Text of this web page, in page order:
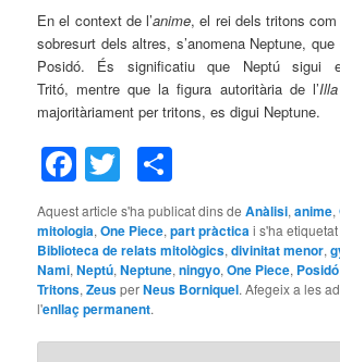
En el context de l’anime, el rei dels tritons
sobresurt dels altres, s’anomena Neptune,
Posidó. És significatiu que Neptú sigui
Tritó, mentre que la figura autoritària de l’
majoritàriament per tritons, es digui Neptune.
Facebook
Twitter
Aquest article s'ha publicat dins deAnàlisi,anime,
mitologia,One Piece,part pràcticai s'ha
Biblioteca de relats mitològics,divinitat menor,
Nami,Neptú,Neptune,ningyo,One Piece, Posidó
Tritons,ZeusperNeus Borniquel. Afegeix a les
l'enllaç permanent.